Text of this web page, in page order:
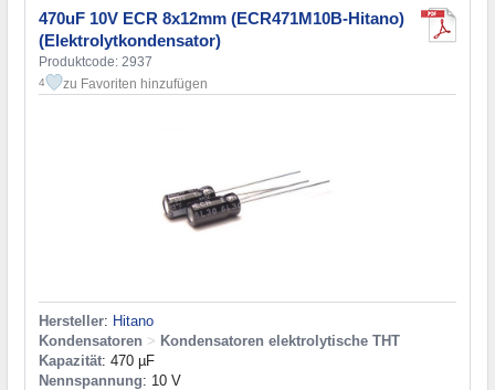
470uF 10V ECR 8x12mm (ECR471M10B-Hitano)
(Elektrolytkondensator)
Produktcode: 2937
4 zu Favoriten hinzufügen
Hersteller: Hitano
Kondensatoren > Kondensatoren elektrolytische THT
Kapazität: 470 µF
Nennspannung: 10 V